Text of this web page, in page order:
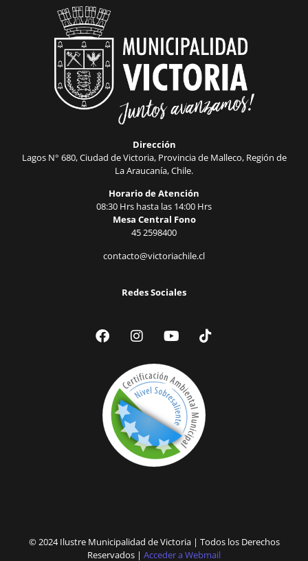
Dirección
Lagos N° 680, Ciudad de Victoria, Provincia de Malleco, Región de
La Araucanía, Chile.
Horario de Atención
08:30 Hrs hasta las 14:00 Hrs
Mesa Central Fono
45 2598400
contacto@victoriachile.cl
Redes Sociales
© 2024 Ilustre Municipalidad de Victoria | Todos los Derechos
Reservados | Acceder a Webmail